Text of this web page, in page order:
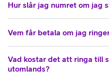
Hur slår jag numret om jag
Vem får betala om jag
Vad kostar det att ringa till
utomlands?